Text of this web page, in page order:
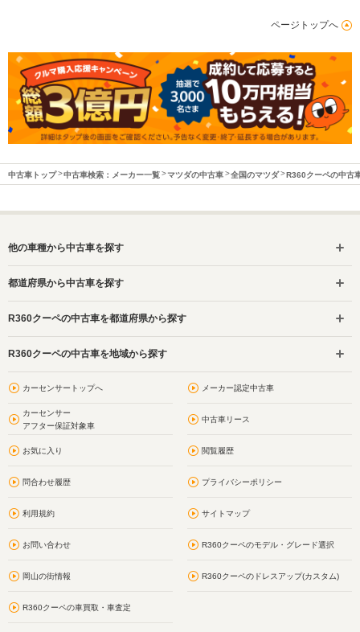
ページトップへ
中古車トップ 中古車検索：メーカー一覧 マツダの中古車 全国のマツダ R360クーペの中古
他の車種から中古車を探す
都道府県から中古車を探す
R360クーペの中古車を都道府県から探す
R360クーペの中古車を地域から探す
カーセンサートップへ メーカー認定中古車
カーセンサー
アフター保証対象車
中古車リース
お気に入り 閲覧履歴
問合わせ履歴 プライバシーポリシー
利用規約 サイトマップ
お問い合わせ R360クーペのモデル・グレード選択
岡山の街情報 R360クーペのドレスアップ(カスタム)
R360クーペの車買取・車査定